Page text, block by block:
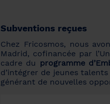
Subventions reçues
Chez Fricosmos, nous
Madrid, cofinancée par
cadre du programme
d’intégrer de jeunes
générant de nouvelles